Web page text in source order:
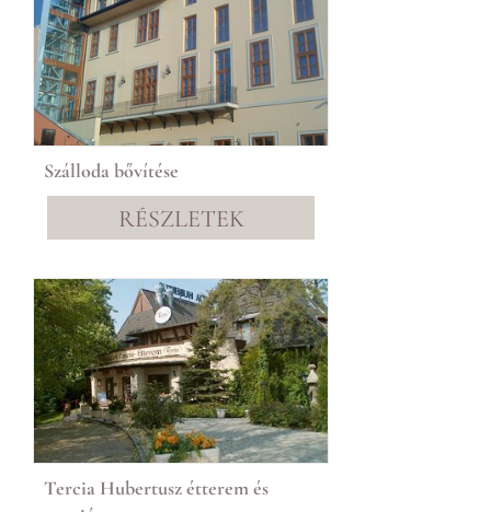
Szálloda bővítése
RÉSZLETEK
Tercia Hubertusz étterem és